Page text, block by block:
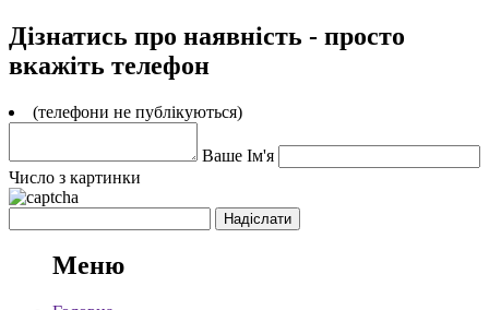
Дізнатись про наявність - просто
вкажіть телефон
(телефони не публікуються)
Ваше Ім'я
Число з картинки
Меню